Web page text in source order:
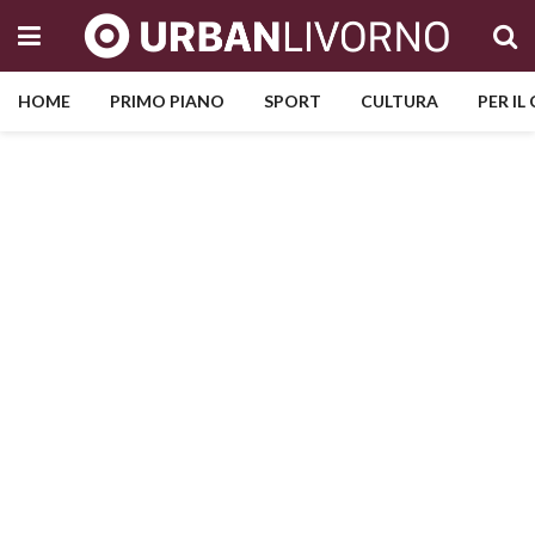
HOME PRIMO PIANO SPORT CULTURA PER